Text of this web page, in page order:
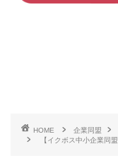
HOME 企業同盟
【イクボス中小企業同